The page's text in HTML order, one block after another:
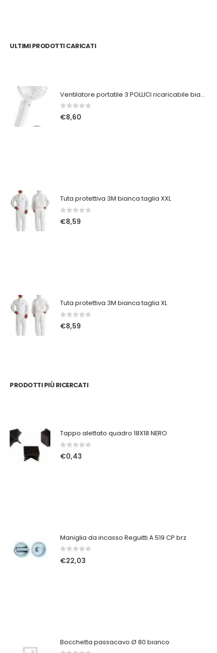
ULTIMI PRODOTTI CARICATI
Ventilatore portatile 3 POLLICI ricaricabile bianco
0Su 5
€8,60
Tuta protettiva 3M bianca taglia XXL
0Su 5
€8,59
Tuta protettiva 3M bianca taglia XL
Su 5
€8,59
PRODOTTI PIÙ RICERCATI
Tappo alettato quadro 18X18 NERO
Su 5
€0,43
Maniglia da incasso Reguitti A 519 CP brz
Su 5
€22,03
Bocchetta passacavo Ø 80 bianco